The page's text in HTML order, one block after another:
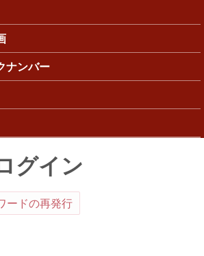
ナンバー
グイン
ブなタブ)
ードの再発行